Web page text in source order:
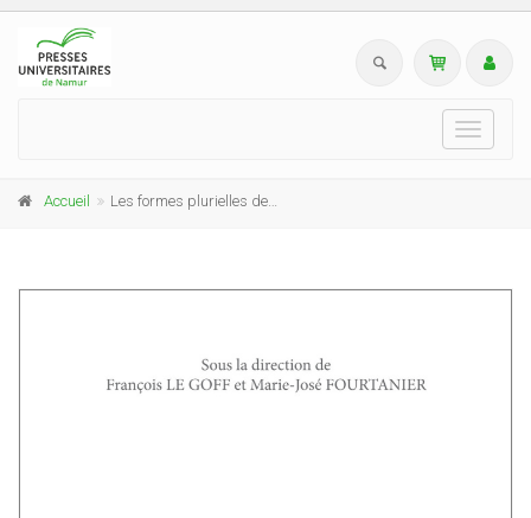
Toggle
Accueil Les formes plurielles des écritures de la réception